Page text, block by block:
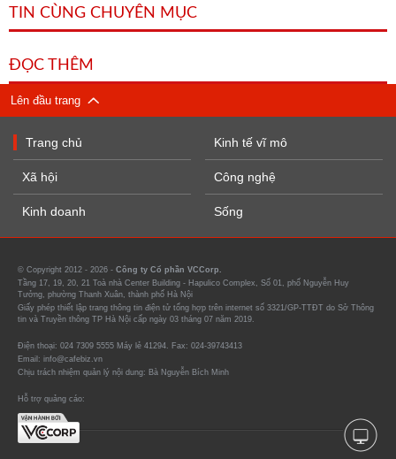
TIN CÙNG CHUYÊN MỤC
ĐỌC THÊM
Lên đầu trang
Trang chủ
Xã hội
Kinh doanh
Kinh tế vĩ mô
Công nghệ
Sống
© Copyright 2012 - 2026 - Công ty Cổ phần VCCorp.
Tầng 17, 19, 20, 21 Toà nhà Center Building - Hapulico Complex, Số 01, phố Nguyễn Huy
Tưởng, phường Thanh Xuân, thành phố Hà Nội
Giấy phép thiết lập trang thông tin điện tử tổng hợp trên internet số 3321/GP-TTĐT do Sở Thông
tin và Truyền thông TP Hà Nội cấp ngày 03 tháng 07 năm 2019.
Điện thoại: 024 7309 5555 Máy lẻ 41294. Fax: 024-39743413
Email: info@cafebiz.vn
Chịu trách nhiệm quản lý nội dung: Bà Nguyễn Bích Minh
Hỗ trợ quảng cáo: